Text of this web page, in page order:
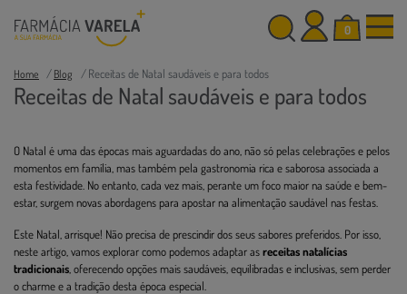
0
Home Blog Receitas de Natal saudáveis e para todos
Receitas de Natal saudáveis e para todos
O Natal é uma das épocas mais aguardadas do ano, não só pelas celebrações e pelos
momentos em família, mas também pela gastronomia rica e saborosa associada a
esta festividade. No entanto, cada vez mais, perante um foco maior na saúde e bem-
estar, surgem novas abordagens para apostar na alimentação saudável nas festas.
Este Natal, arrisque! Não precisa de prescindir dos seus sabores preferidos. Por isso,
neste artigo, vamos explorar como podemos adaptar asreceitas natalícias
tradicionais , oferecendo opções mais saudáveis, equilibradas e inclusivas, sem perder
o charme e a tradição desta época especial.